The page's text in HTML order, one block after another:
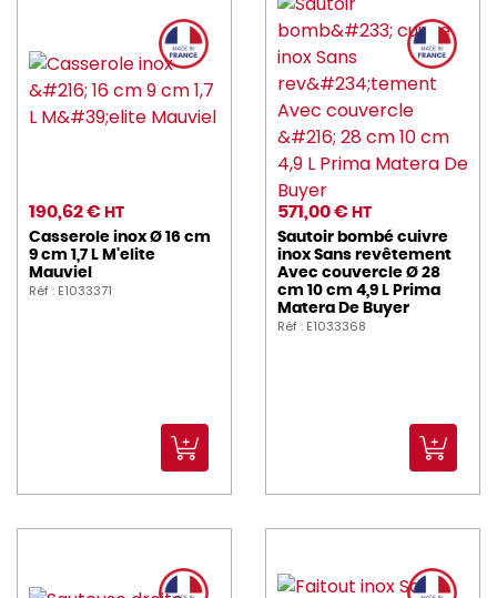
190,62 € HT
Casserole inox Ø 16 cm
9 cm 1,7 L M'elite
Mauviel
Réf : E1033371
571,00 € HT
Sautoir bombé cuivre
inox Sans revêtement
Avec couvercle Ø 28
cm 10 cm 4,9 L Prima
Matera De Buyer
Réf : E1033368